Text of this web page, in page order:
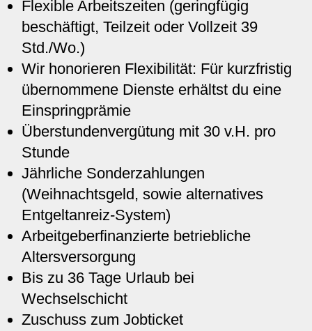
Flexible Arbeitszeiten (geringfügig
beschäftigt, Teilzeit oder Vollzeit 39
Std./Wo.)
Wir honorieren Flexibilität: Für kurzfristig
übernommene Dienste erhältst du eine
Einspringprämie
Überstundenvergütung mit 30 v.H. pro
Stunde
Jährliche Sonderzahlungen
(Weihnachtsgeld, sowie alternatives
Entgeltanreiz-System)
Arbeitgeberfinanzierte betriebliche
Altersversorgung
Bis zu 36 Tage Urlaub bei
Wechselschicht
Zuschuss zum Jobticket